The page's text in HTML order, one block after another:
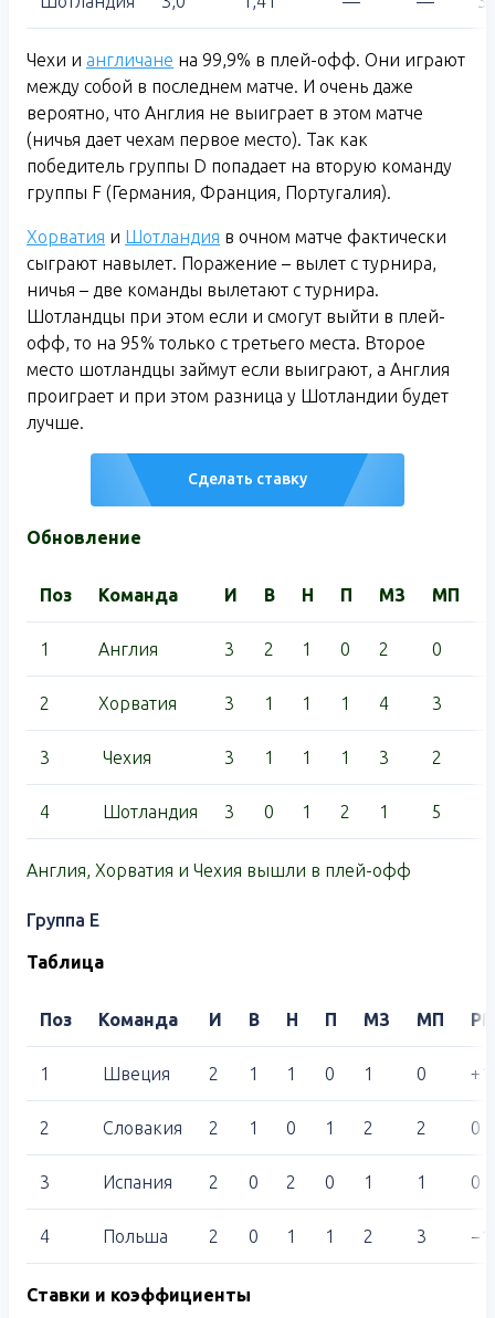
Чехи и англичане на 99,9% в плей-офф. Они играют
между собой в последнем матче. И очень даже
вероятно, что Англия не выиграет в этом матче
(ничья дает чехам первое место). Так как
победитель группы D попадает на вторую команду
группы F (Германия, Франция, Португалия).
Хорватия и Шотландия в очном матче фактически
сыграют навылет. Поражение – вылет с турнира,
ничья – две команды вылетают с турнира.
Шотландцы при этом если и смогут выйти в плей-
офф, то на 95% только с третьего места. Второе
место шотландцы займут если выиграют, а Англия
проиграет и при этом разница у Шотландии будет
лучше.
Сделать ставку
Обновление
Поз Команда И В Н П МЗ МП
1 Англия 3 2 1 0 2 0
2 Хорватия 3 1 1 1 4 3
3 Чехия 3 1 1 1 3 2
4 Шотландия 3 0 1 2 1 5
Англия, Хорватия и Чехия вышли в плей-офф
Группа E
Таблица
Поз Команда И В Н П МЗ МП
1 Швеция 2 1 1 0 1 0 +1
2 Словакия 2 1 0 1 2 2 0
3 Испания 2 0 2 0 1 1 0
4 Польша 2 0 1 1 2 3 −1
Ставки и коэффициенты